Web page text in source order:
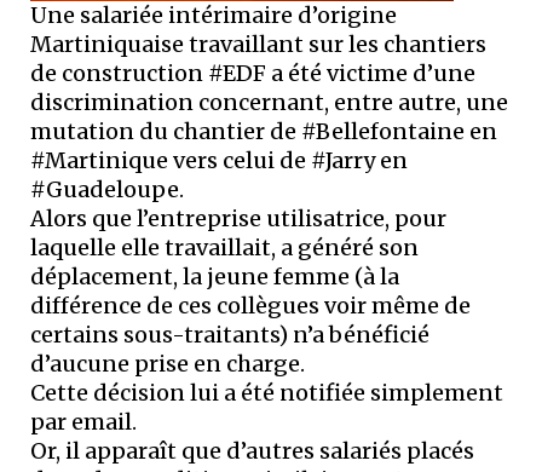
Une salariée intérimaire d’origine
Martiniquaise travaillant sur les chantiers
de construction #EDF a été victime d’une
discrimination concernant, entre autre, une
mutation du chantier de #Bellefontaine en
#Martinique vers celui de #Jarry en
#Guadeloupe.
Alors que l’entreprise utilisatrice, pour
laquelle elle travaillait, a généré son
déplacement, la jeune femme (à la
différence de ces collègues voir même de
certains sous-traitants) n’a bénéficié
d’aucune prise en charge.
Cette décision lui a été notifiée simplement
par email.
Or, il apparaît que d’autres salariés placés